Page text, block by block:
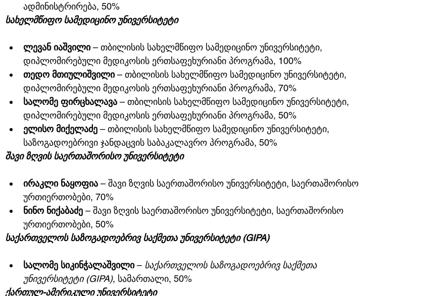
ადმინისტრირება, 50%
სახელმწიფო სამედიცინო უნივერსიტეტი
ლევან იაშვილი – თბილისის სახელმწიფო სამედიცინო უნივერსიტეტი,
დიპლომირებული მედიკოსის ერთსაფეხურიანი პროგრამა, 100%
თედო მთიულიშვილი – თბილისის სახელმწიფო სამედიცინო უნივერსიტეტი,
დიპლომირებული მედიკოსის ერთსაფეხურიანი პროგრამა, 70%
სალომე ფირცხალავა – თბილისის სახელმწიფო სამედიცინო უნივერსიტეტი,
დიპლომირებული მედიკოსის ერთსაფეხურიანი პროგრამა, 50%
ელისო მიქელაძე – თბილისის სახელმწიფო სამედიცინო უნივერსიტეტი,
საზოგადოებრივი ჯანდაცვის საბაკალავრო პროგრამა, 50%
შავი ზღვის საერთაშორისო უნივერსიტეტი
ირაკლი ნაყოფია – შავი ზღვის საერთაშორისო უნივერსიტეტი, საერთაშორისო
ურთიერთობები, 70%
ნინო ნიქაბაძე – შავი ზღვის საერთაშორისო უნივერსიტეტი, საერთაშორისო
ურთიერთობები, 50%
საქართველოს საზოგადოებრივ საქმეთა უნივერსიტეტი (GIPA)
სალომე სიკინჭალაშვილი – საქართველოს საზოგადოებრივ საქმეთა
უნივერსიტეტი (GIPA), სამართალი, 50%
ქართულ-ამერიკული უნივერსიტეტი